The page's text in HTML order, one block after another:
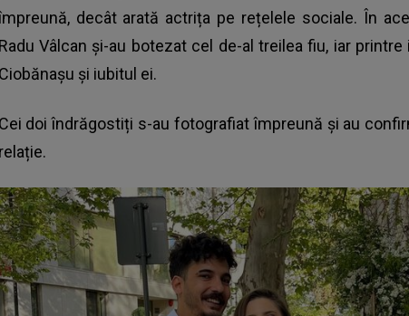
decât arată actrița pe rețelele sociale. În
Radu Vâlcan și-au botezat cel de-al treilea fiu, iar
Ciobănașu și iubitul ei.
Cei doi îndrăgostiți s-au fotografiat împreună și au
relație.